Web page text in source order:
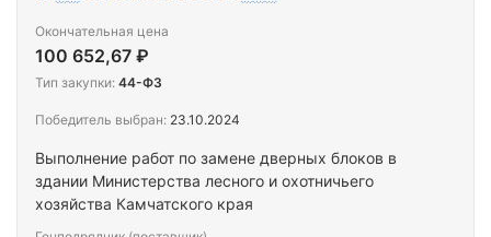
Выполнение работ по замене дверных блоков в
здании Министерства лесного и охотничьего
хозяйства Камчатского края
Окончательная цена
100 652,67 ₽
Тип закупки: 44-ФЗ
Победитель выбран: 23.10.2024